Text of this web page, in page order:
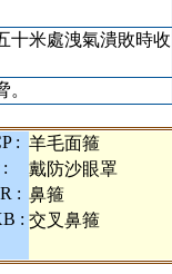
十米處洩氣潰敗時收
: 羊毛面箍
:
戴防沙眼罩
: 鼻箍
: 交叉鼻箍